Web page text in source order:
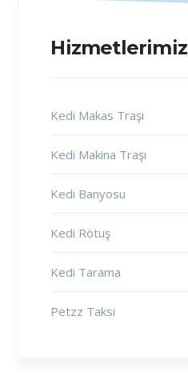
Hizmetlerimiz
Kedi Makas Traşı
Kedi Makina Traşı
Kedi Banyosu
Kedi Rötuş
Kedi Tarama
Petzz Taksi